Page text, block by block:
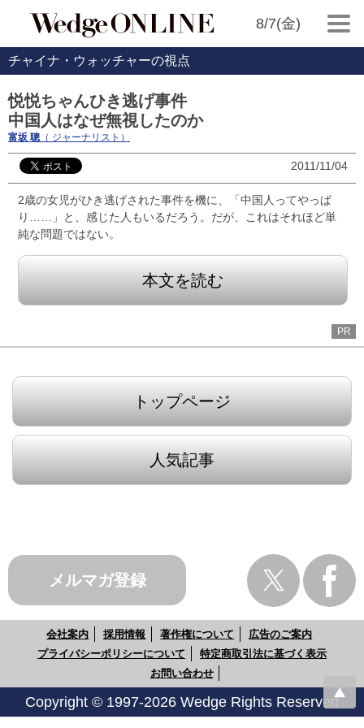
8/7(金)
チャイナ・ウォッチャーの視点
悦悦ちゃんひき逃げ事件
中国人はなぜ無視したのか
富坂 聰（ ジャーナリスト）
2011/11/04
2歳の女児がひき逃げされた事件を機に、「中国人ってやっぱ
り……」と、感じた人もいるだろう。だが、これはそれほど単
純な問題ではない。
本文を読む
PR
トップページ
人気記事
メルマガ登録
会社案内 採用情報 著作権について
広告のご案内
プライバシーポリシーについて
特定商取引法に基づく表示
お問い合わせ
Copyright © 1997-2026 Wedge Rights Reserved